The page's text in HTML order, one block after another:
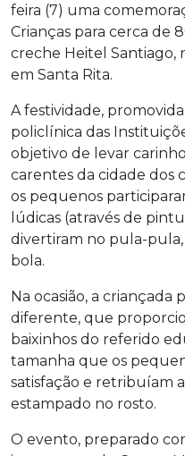
feira (7) uma
Crianças para cerca de
creche Heitel Santiago,
em Santa Rita.
A festividade,
policlínica das
objetivo de levar
carentes da cidade dos
os pequenos
lúdicas (através de
divertiram no pula-
bola.
Na ocasião, a
diferente, que
baixinhos do referido
tamanha que os
satisfação e retribuíam
estampado no rosto.
O evento, preparado